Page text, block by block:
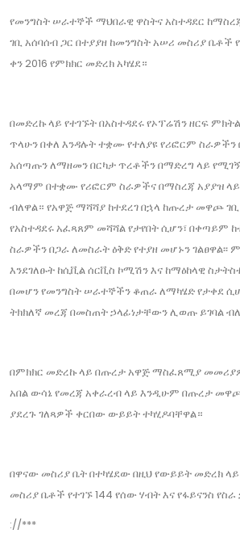
የመንግስት ሠራተኞች ማህበራዊ ዋስትና አስተዳደር
ገቢ አሰባሰብ ጋር በተያያዘ ከመንግስት አሠሪ መስሪያ
ቀን 2016 የምክክር መድረክ አካሄደ።
በመድረኩ ላይ የተገኙት በአስተዳደሩ የኦፕሬሽን ዘርፍ
ጥላሁን በቀለ እንዳሉት ተቋሙ የተለያዩ የሪፎርም ስራዎችን
አሰጣጡን ለማዘመን በርካታ ጥረቶችን በማድረግ ላይ
አላማም በተቋሙ የሪፎርም ስራዎችና በማስረጃ አያያዝ
ብለዋል። የአዋጅ ማሻሻያ ከተደረገ በኋላ ከጡረታ መዋጮ ገቢ
የአስተዳደሩ አፈጻጸም መሻሻል የታየበት ሲሆን፣ በቀጣይም
ስራዎችን በጋራ ለመስራት ዕቅድ የተያዘ መሆኑን
እንደገለፁት ከሲቪል ሰርቪስ ኮሚሽን እና ከማዕከላዊ
በመሆን የመንግስት ሠራተኞችን ቆጠራ ለማካሄድ የታቀደ
ትክክለኛ መረጃ በመስጠት ኃላፊነታቸውን ሊወጡ ይገባል
በምክክር መድረኩ ላይ በጡረታ አዋጅ ማስፈጸሚያ
አበል ውሳኔ የመረጃ አቀራረብ ላይ እንዲሁም በጡረታ
ያደረጉ ገለጻዎች ቀርበው ውይይት ተካሂዶባቸዋል።
በዋናው መስሪያ ቤት በተካሄደው በዚህ የውይይት መድረክ
መስሪያ ቤቶች የተገኙ 144 የሰው ሃብት እና የፋይናንስ
://***